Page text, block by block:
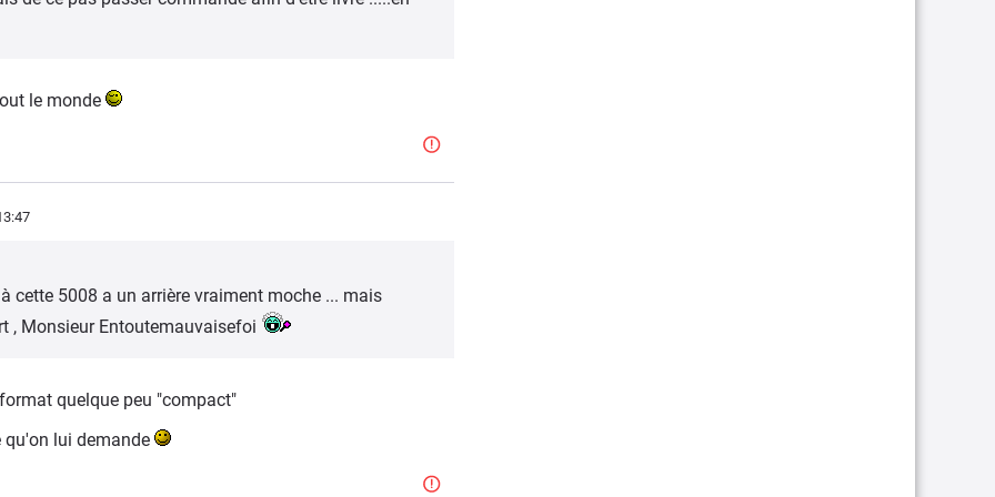
le monde
cette 5008 a un arrière vraiment moche ... mais
, Monsieur Entoutemauvaisefoi
quelque peu "compact"
lui demande